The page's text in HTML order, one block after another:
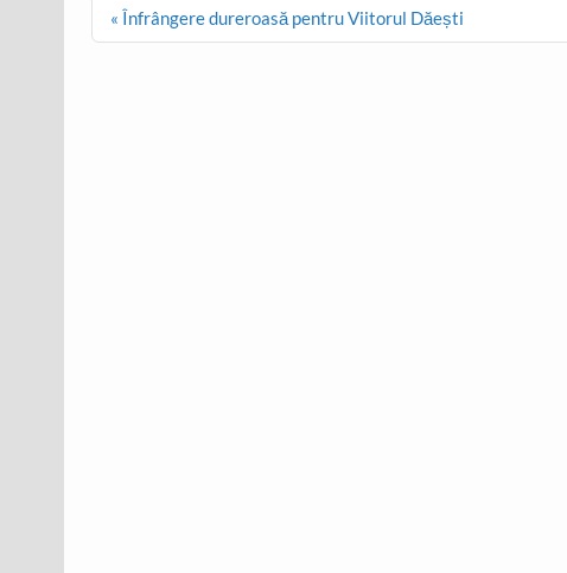
Post
navigation
« Înfrângere dureroasă pentru Viitorul Dăești